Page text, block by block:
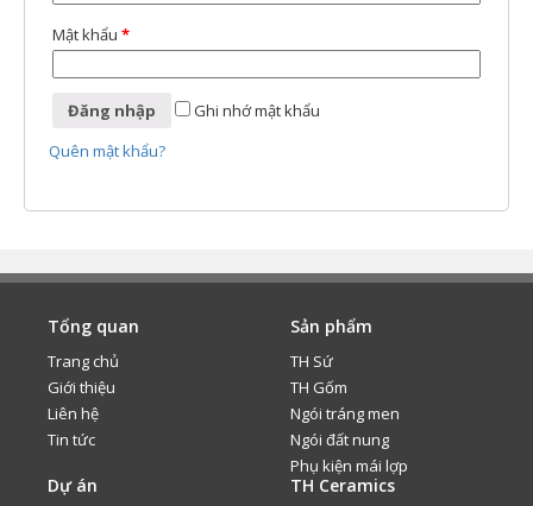
Mật khẩu *
Ghi nhớ mật khẩu
Quên mật khẩu?
Tổng quan
Trang chủ
Giới thiệu
Liên hệ
Tin tức
Sản phẩm
TH Sứ
TH Gốm
Ngói tráng men
Ngói đất nung
Phụ kiện mái lợp
Dự án TH Ceramics